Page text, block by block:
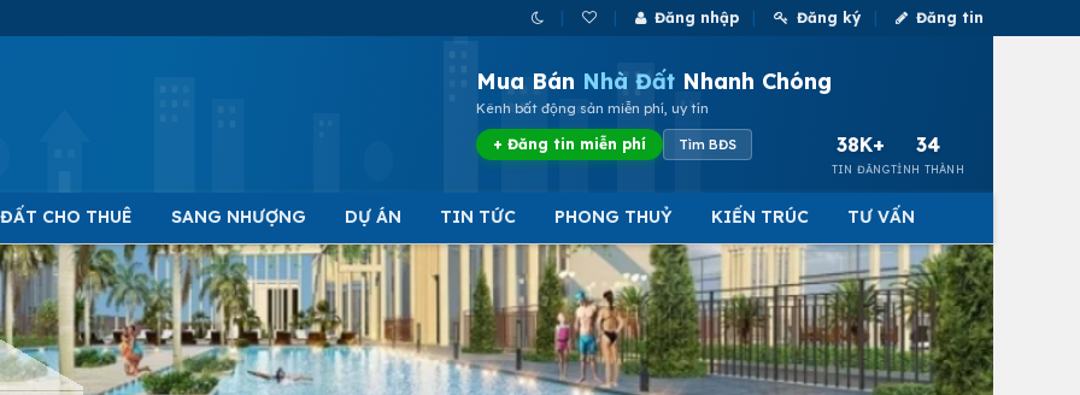
Đăng nhập Đăng ký Đăng tin
Mua Bán Nhà Đất Nhanh Chóng
Kênh bất động sản miễn phí, uy tín
+ Đăng tin miễn phí Tìm BĐS 38K+
TIN ĐĂNG
34
TỈNH THÀNH
CHO THUÊ SANG NHƯỢNG DỰ ÁN TIN TỨC PHONG THUỶ KIẾN TRÚC TƯ VẤN